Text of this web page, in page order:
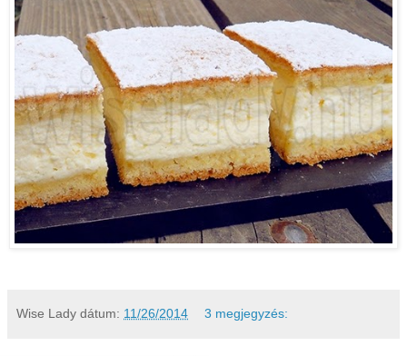
Wise Lady dátum: 11/26/2014 3 megjegyzés: